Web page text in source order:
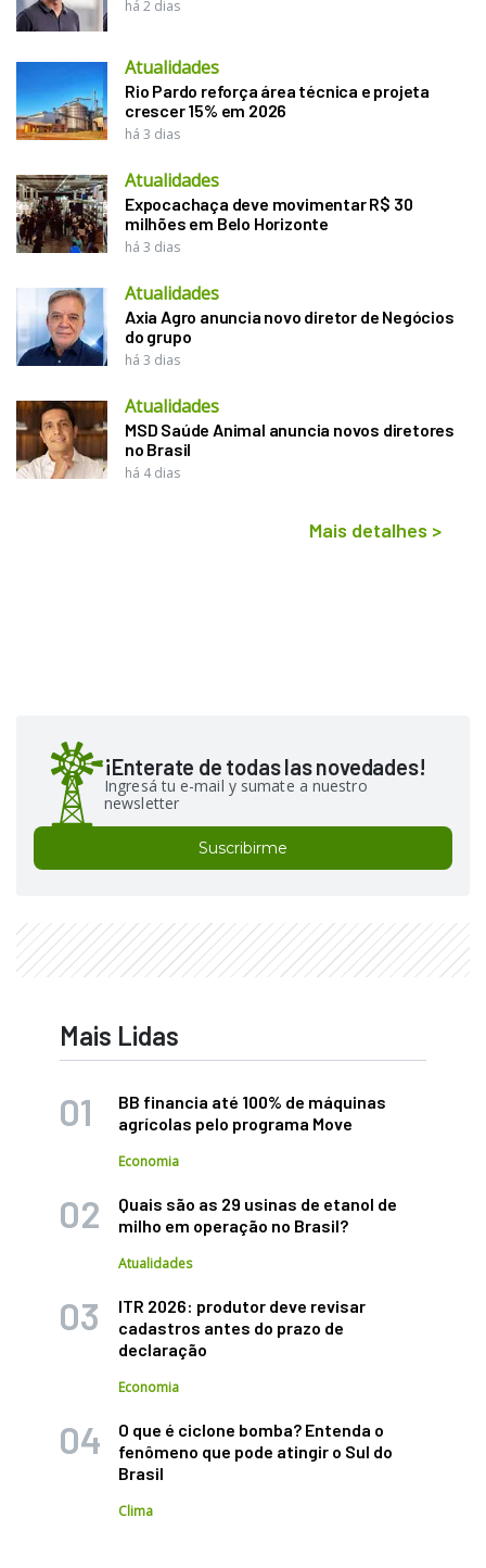
há 2 dias
Atualidades
Rio Pardo reforça área técnica e projeta
crescer 15% em 2026
há 3 dias
Atualidades
Expocachaça deve movimentar R$ 30
milhões em Belo Horizonte
há 3 dias
Atualidades
Axia Agro anuncia novo diretor de Negócios
do grupo
há 3 dias
Atualidades
MSD Saúde Animal anuncia novos diretores
no Brasil
há 4 dias
Mais detalhes >
¡Enterate de todas las novedades!
Ingresá tu e-mail y sumate a nuestro
newsletter
Suscribirme
Mais Lidas
BB financia até 100% de máquinas
agrícolas pelo programa Move
Economia
Quais são as 29 usinas de etanol de
milho em operação no Brasil?
Atualidades
ITR 2026: produtor deve revisar
cadastros antes do prazo de
declaração
Economia
O que é ciclone bomba? Entenda o
fenômeno que pode atingir o Sul do
Brasil
Clima